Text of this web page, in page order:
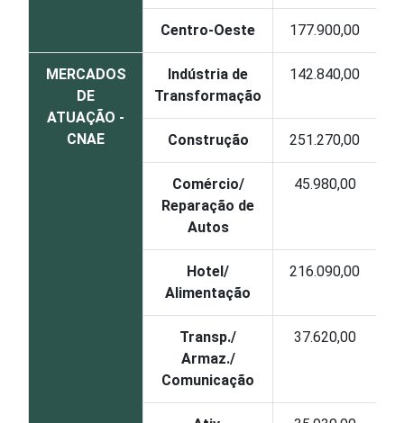
Centro-Oeste 177.900,00
MERCADOS
DE
ATUAÇÃO -
CNAE
Indústria de
Transformação
142.840,00
Construção 251.270,00
Comércio/
Reparação de
Autos
45.980,00
Hotel/
Alimentação
216.090,00
Transp./
Armaz./
Comunicação
37.620,00